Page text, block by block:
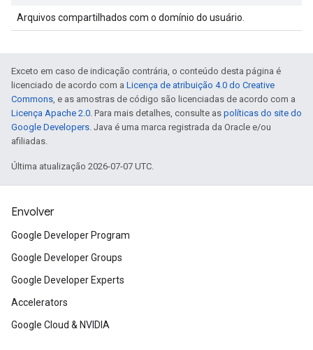
Arquivos compartilhados com o domínio do usuário.
Exceto em caso de indicação contrária, o conteúdo desta página é
licenciado de acordo com a Licença de atribuição 4.0 do Creative
Commons, e as amostras de código são licenciadas de acordo com a
Licença Apache 2.0. Para mais detalhes, consulte as políticas do site do
Google Developers. Java é uma marca registrada da Oracle e/ou
afiliadas.
Última atualização 2026-07-07 UTC.
Envolver
Google Developer Program
Google Developer Groups
Google Developer Experts
Accelerators
Google Cloud & NVIDIA